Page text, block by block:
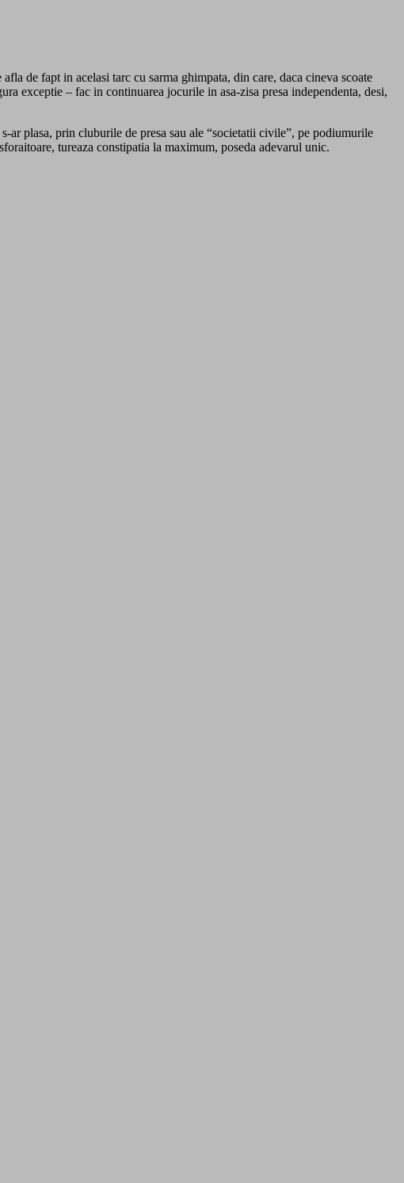
de fapt in acelasi tarc cu sarma ghimpata, din care, daca cineva scoate
exceptie – fac in continuarea jocurile in asa-zisa presa independenta, desi,
plasa, prin cluburile de presa sau ale “societatii civile”, pe podiumurile
tureaza constipatia la maximum, poseda adevarul unic.